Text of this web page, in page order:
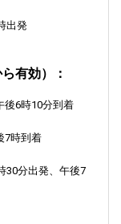
出発
有効）：
後6時10分到着
7時到着
30分出発、午後7